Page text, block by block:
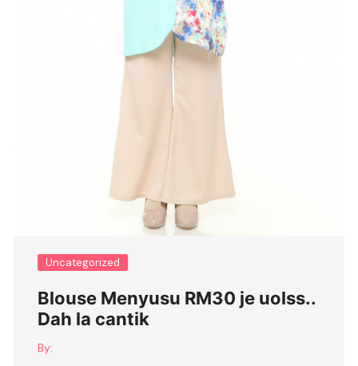
Uncategorized
Blouse Menyusu RM30 je uolss..
Dah la cantik
By: